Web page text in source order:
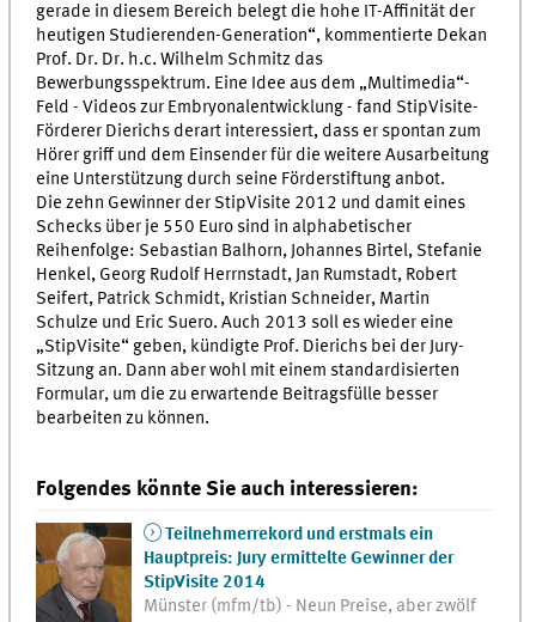
gerade in diesem Bereich belegt die hohe IT-Affinität der
heutigen Studierenden-Generation“, kommentierte Dekan
Prof. Dr. Dr. h.c. Wilhelm Schmitz das
Bewerbungsspektrum. Eine Idee aus dem „Multimedia“-
Feld - Videos zur Embryonalentwicklung - fand StipVisite-
Förderer Dierichs derart interessiert, dass er spontan zum
Hörer griff und dem Einsender für die weitere Ausarbeitung
eine Unterstützung durch seine Förderstiftung anbot.
Die zehn Gewinner der StipVisite 2012 und damit eines
Schecks über je 550 Euro sind in alphabetischer
Reihenfolge: Sebastian Balhorn, Johannes Birtel, Stefanie
Henkel, Georg Rudolf Herrnstadt, Jan Rumstadt, Robert
Seifert, Patrick Schmidt, Kristian Schneider, Martin
Schulze und Eric Suero. Auch 2013 soll es wieder eine
„StipVisite“ geben, kündigte Prof. Dierichs bei der Jury-
Sitzung an. Dann aber wohl mit einem standardisierten
Formular, um die zu erwartende Beitragsfülle besser
bearbeiten zu können.
Folgendes könnte Sie auch interessieren:
Teilnehmerrekord und erstmals ein
Hauptpreis: Jury ermittelte Gewinner der
StipVisite 2014
Münster (mfm/tb) - Neun Preise, aber zwölf